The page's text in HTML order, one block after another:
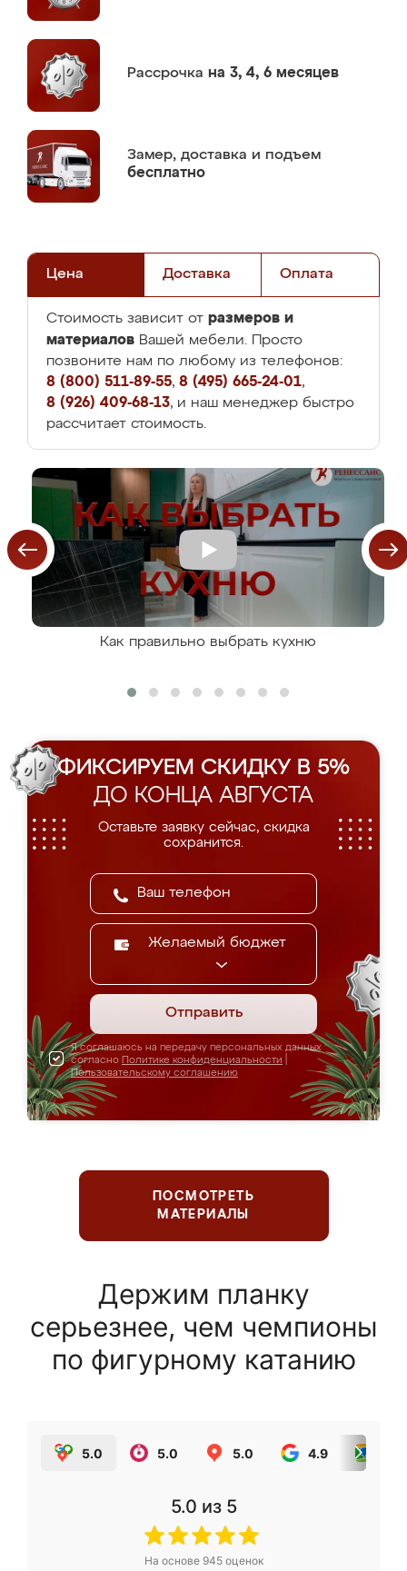
Рассрочка на 3, 4, 6 месяцев
Замер, доставка и подъем
бесплатно
Цена Доставка Оплата
Стоимость зависит от размеров и
материалов Вашей мебели. Просто
позвоните нам по любому из телефонов:
8 (800) 511-89-55, 8 (495) 665-24-01,
8 (926) 409-68-13, и наш менеджер быстро
рассчитает стоимость.
Как правильно выбрать кухню
ФИКСИРУЕМ СКИДКУ В 5%
ДО КОНЦА АВГУСТА
Оставьте заявку сейчас, скидка
сохранится.
Желаемый бюджет
Отправить
Я соглашаюсь на передачу персональных данных
согласно Политике конфиденциальности
Пользовательскому соглашению
ПОСМОТРЕТЬ
МАТЕРИАЛЫ
Держим планку
серьезнее, чем чемпионы
по фигурному катанию
5.0 5.0 5.0 4.9
5.0 из 5
На основе 945оценок